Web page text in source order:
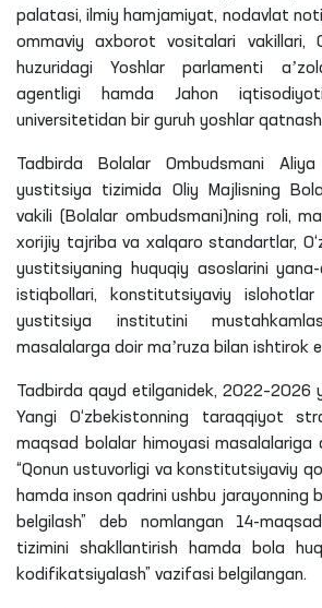
palatasi, ilmiy hamjamiyat, nodavlat
ommaviy axborot vositalari vakillari,
huzuridagi Yoshlar parlamenti
agentligi hamda Jahon
universitetidan bir guruh yoshlar
Tadbirda Bolalar Ombudsmani Aliya
yustitsiya tizimida Oliy Majlisning
vakili (Bolalar ombudsmani)ning roli,
xorijiy tajriba va xalqaro standartlar,
yustitsiyaning huquqiy asoslarini
istiqbollari, konstitutsiyaviy
yustitsiya institutini
masalalarga doir maʼruza bilan ishtirok
Tadbirda qayd etilganidek, 2022–2026
Yangi O‘zbekistonning taraqqiyot
maqsad bolalar himoyasi masalalariga
“Qonun ustuvorligi va konstitutsiyaviy
hamda inson qadrini ushbu jarayonning
belgilash” deb nomlangan 14-
tizimini shakllantirish hamda bola
kodifikatsiyalash” vazifasi belgilangan.